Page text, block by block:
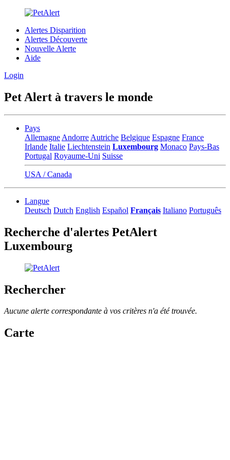
Alertes Disparition
Alertes Découverte
Nouvelle Alerte
Aide
Login
Pet Alert à travers le monde
Pays
Allemagne Andorre Autriche Belgique Espagne France
Irlande Italie Liechtenstein Luxembourg Monaco Pays-Bas
Portugal Royaume-Uni Suisse
USA / Canada
Langue
Deutsch Dutch English Español Français Italiano Português
Recherche d'alertes PetAlert
Luxembourg
Rechercher
Aucune alerte correspondante à vos critères n'a été trouvée.
Carte